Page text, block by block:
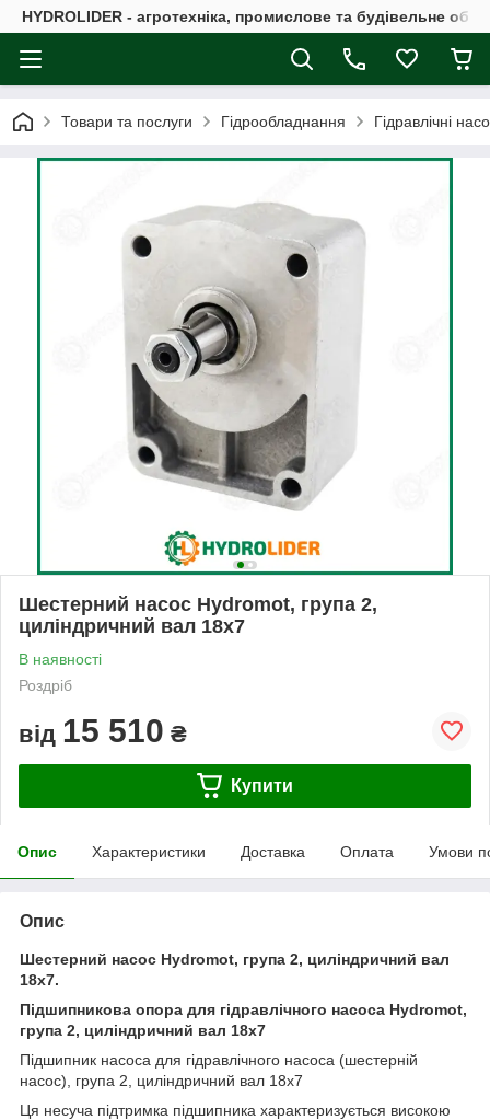
HYDROLIDER - агротехніка, промислове та будівельне
Товари та послуги Гідрообладнання Гідравлічні
Шестерний насос Hydromot, група 2,
циліндричний вал 18х7
В наявності
Роздріб
від 15 510 ₴
Купити
Опис Характеристики Доставка Оплата Умови
Опис
Шестерний насос Hydromot, група 2, циліндричний вал
18х7.
Підшипникова опора для гідравлічного насоса Hydromot,
група 2, циліндричний вал 18х7
Підшипник насоса для гідравлічного насоса (шестерній
насос), група 2, циліндричний вал 18х7
Ця несуча підтримка підшипника характеризується високою